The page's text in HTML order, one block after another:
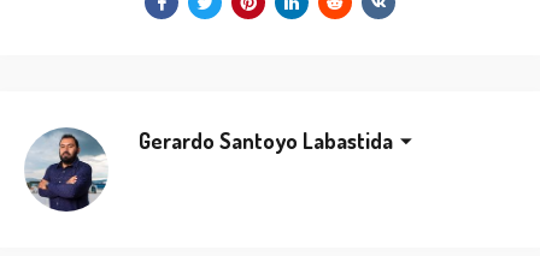
Gerardo Santoyo Labastida